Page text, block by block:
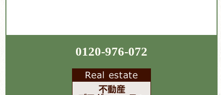
0120-976-072